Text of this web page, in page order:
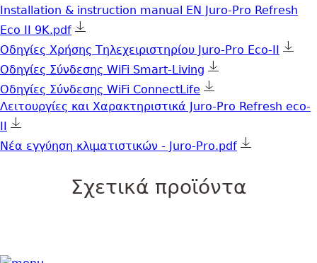
Installation & instruction manual EN Juro-Pro Refresh
Eco II 9K.pdf
Οδηγίες Χρήσης Τηλεχειριστηρίου Juro-Pro Eco-II
Οδηγίες Σύνδεσης WiFi Smart-Living
Οδηγίες Σύνδεσης WiFi ConnectLife
Λειτουργίες και Χαρακτηριστικά Juro-Pro Refresh eco-
II
Νέα εγγύηση κλιματιστικών - Juro-Pro.pdf
Σχετικά προϊόντα